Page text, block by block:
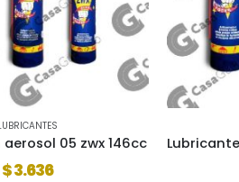
05 zwx 146cc
$3.636